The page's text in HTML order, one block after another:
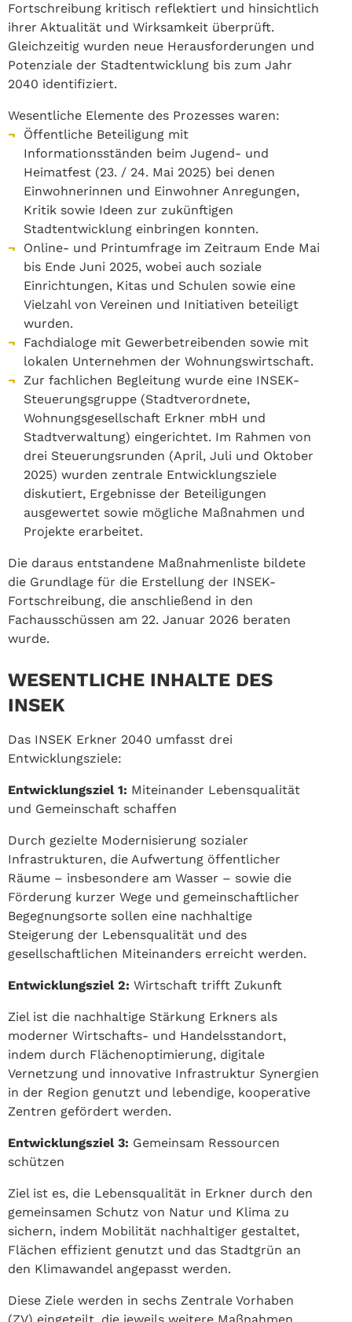
Fortschreibung kritisch reflektiert und hinsichtlich
ihrer Aktualität und Wirksamkeit überprüft.
Gleichzeitig wurden neue Herausforderungen und
Potenziale der Stadtentwicklung bis zum Jahr
2040 identifiziert.
Wesentliche Elemente des Prozesses waren:
Öffentliche Beteiligung mit
Informationsständen beim Jugend- und
Heimatfest (23. / 24. Mai 2025) bei denen
Einwohnerinnen und Einwohner Anregungen,
Kritik sowie Ideen zur zukünftigen
Stadtentwicklung einbringen konnten.
Online- und Printumfrage im Zeitraum Ende Mai
bis Ende Juni 2025, wobei auch soziale
Einrichtungen, Kitas und Schulen sowie eine
Vielzahl von Vereinen und Initiativen beteiligt
wurden.
Fachdialoge mit Gewerbetreibenden sowie mit
lokalen Unternehmen der Wohnungswirtschaft.
Zur fachlichen Begleitung wurde eine INSEK-
Steuerungsgruppe (Stadtverordnete,
Wohnungsgesellschaft Erkner mbH und
Stadtverwaltung) eingerichtet. Im Rahmen von
drei Steuerungsrunden (April, Juli und Oktober
2025) wurden zentrale Entwicklungsziele
diskutiert, Ergebnisse der Beteiligungen
ausgewertet sowie mögliche Maßnahmen und
Projekte erarbeitet.
Die daraus entstandene Maßnahmenliste bildete
die Grundlage für die Erstellung der INSEK-
Fortschreibung, die anschließend in den
Fachausschüssen am 22. Januar 2026 beraten
wurde.
WESENTLICHE INHALTE DES
INSEK
Das INSEK Erkner 2040 umfasst drei
Entwicklungsziele:
Entwicklungsziel 1: Miteinander Lebensqualität
und Gemeinschaft schaffen
Durch gezielte Modernisierung sozialer
Infrastrukturen, die Aufwertung öffentlicher
Räume – insbesondere am Wasser – sowie die
Förderung kurzer Wege und gemeinschaftlicher
Begegnungsorte sollen eine nachhaltige
Steigerung der Lebensqualität und des
gesellschaftlichen Miteinanders erreicht werden.
Entwicklungsziel 2: Wirtschaft trifft Zukunft
Ziel ist die nachhaltige Stärkung Erkners als
moderner Wirtschafts- und Handelsstandort,
indem durch Flächenoptimierung, digitale
Vernetzung und innovative Infrastruktur Synergien
in der Region genutzt und lebendige, kooperative
Zentren gefördert werden.
Entwicklungsziel 3: Gemeinsam Ressourcen
schützen
Ziel ist es, die Lebensqualität in Erkner durch den
gemeinsamen Schutz von Natur und Klima zu
sichern, indem Mobilität nachhaltiger gestaltet,
Flächen effizient genutzt und das Stadtgrün an
den Klimawandel angepasst werden.
Diese Ziele werden in sechs Zentrale Vorhaben